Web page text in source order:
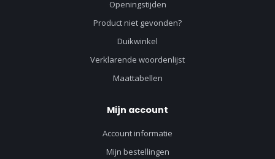
Openingstijden
Product niet gevonden?
Duikwinkel
Verklarende woordenlijst
Maattabellen
Mijn account
Account informatie
Mijn bestellingen